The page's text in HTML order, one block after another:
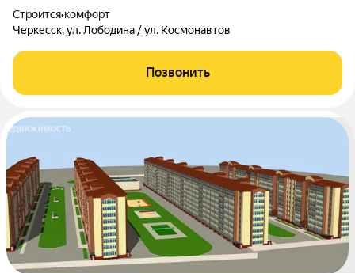
Строится•комфорт
Черкесск, ул. Лободина / ул. Космонавтов
Позвонить